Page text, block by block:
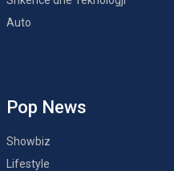
Auto
Pop News
Showbiz
Lifestyle